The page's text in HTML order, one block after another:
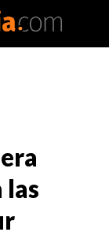
las